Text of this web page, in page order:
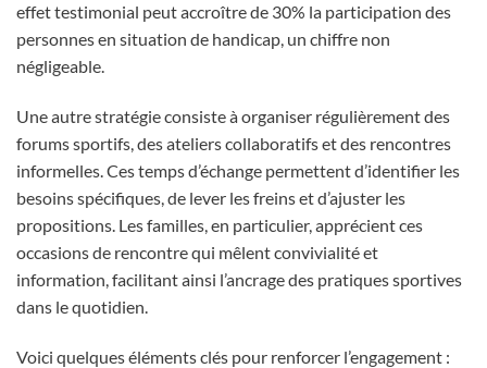
effet testimonial peut accroître de 30% la participation des
personnes en situation de handicap, un chiffre non
négligeable.
Une autre stratégie consiste à organiser régulièrement des
forums sportifs, des ateliers collaboratifs et des rencontres
informelles. Ces temps d’échange permettent d’identifier les
besoins spécifiques, de lever les freins et d’ajuster les
propositions. Les familles, en particulier, apprécient ces
occasions de rencontre qui mêlent convivialité et
information, facilitant ainsi l’ancrage des pratiques sportives
dans le quotidien.
Voici quelques éléments clés pour renforcer l’engagement :